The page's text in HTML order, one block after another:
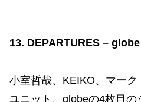
13. DEPARTURES – globe
小室哲哉、KEIKO、マー
ユニット、globeの4枚目